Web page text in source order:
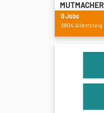
MUTMACHER
0 Jobs
3804 Allentsteig